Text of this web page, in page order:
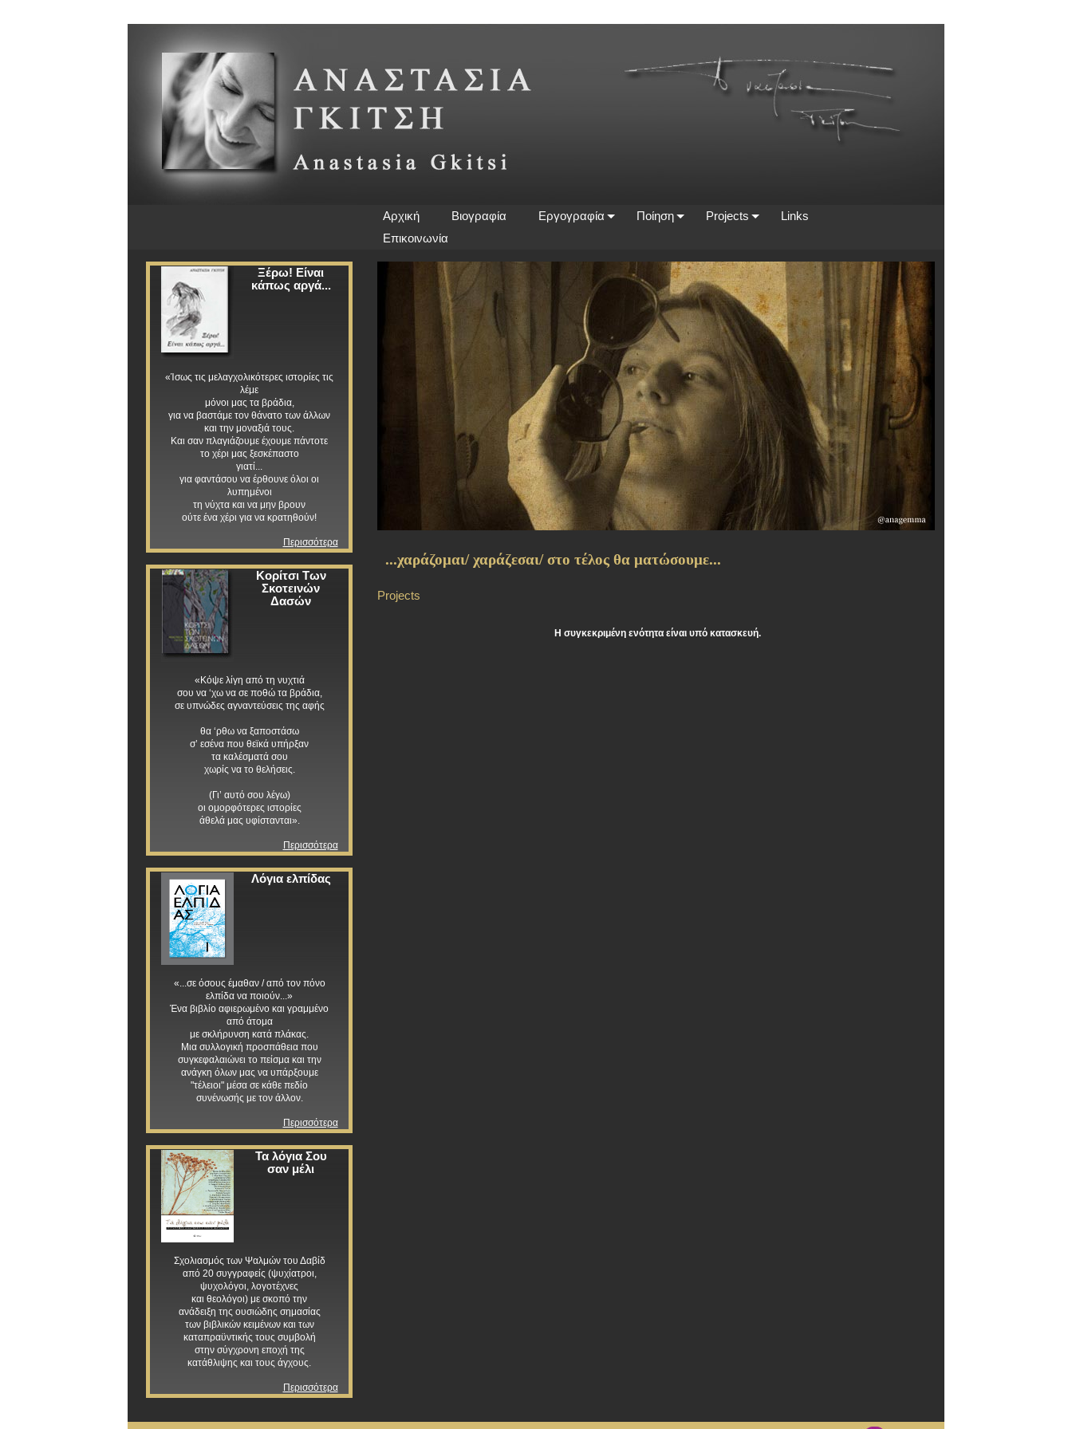
Αρχική Βιογραφία Εργογραφία Ποίηση Projects
Links
Επικοινωνία
Ξέρω! Είναι
κάπως αργά...
«Ίσως τις μελαγχολικότερες ιστορίες τις
λέμε
μόνοι μας τα βράδια,
για να βαστάμε τον θάνατο των άλλων
και την μοναξιά τους.
Και σαν πλαγιάζουμε έχουμε πάντοτε
το χέρι μας ξεσκέπαστο
γιατί...
για φαντάσου να έρθουνε όλοι οι
λυπημένοι
τη νύχτα και να μην βρουν
ούτε ένα χέρι για να κρατηθούν!
Περισσότερα
Κορίτσι Των
Σκοτεινών
Δασών
«Κόψε λίγη από τη νυχτιά
σου να ‘χω να σε ποθώ τα βράδια,
σε υπνώδες αγναντεύσεις της αφής
θα ‘ρθω να ξαποστάσω
σ’ εσένα που θεϊκά υπήρξαν
τα καλέσματά σου
χωρίς να το θελήσεις.
(Γι’ αυτό σου λέγω)
οι ομορφότερες ιστορίες
άθελά μας υφίστανται».
Περισσότερα
Λόγια ελπίδας
«...σε όσους έμαθαν / από τον πόνο
ελπίδα να ποιούν...»
Ένα βιβλίο αφιερωμένο και γραμμένο
από άτομα
με σκλήρυνση κατά πλάκας.
Μια συλλογική προσπάθεια που
συγκεφαλαιώνει το πείσμα και την
ανάγκη όλων μας να υπάρξουμε
"τέλειοι" μέσα σε κάθε πεδίο
συνένωσής με τον άλλον.
Περισσότερα
Τα λόγια Σου
σαν μέλι
Σχολιασμός των Ψαλμών του Δαβίδ
από 20 συγγραφείς (ψυχίατροι,
ψυχολόγοι, λογοτέχνες
και θεολόγοι) με σκοπό την
ανάδειξη της ουσιώδης σημασίας
των βιβλικών κειμένων και των
καταπραϋντικής τους συμβολή
στην σύγχρονη εποχή της
κατάθλιψης και τους άγχους.
Περισσότερα
...χαράζομαι/ χαράζεσαι/ στο τέλος θα ματώσουμε...
Projects
Η συγκεκριμένη ενότητα είναι υπό κατασκευή.